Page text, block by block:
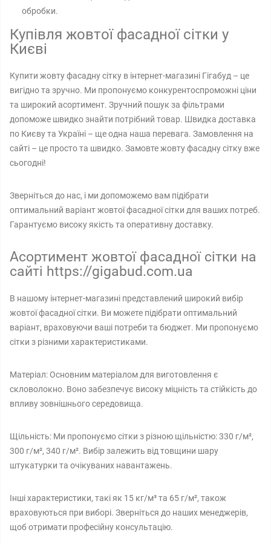
обробки.
Купівля жовтої фасадної сітки у
Києві
Купити жовту фасадну сітку в інтернет-магазині Гігабуд – це
вигідно та зручно. Ми пропонуємо конкурентоспроможні ціни
та широкий асортимент. Зручний пошук за фільтрами
допоможе швидко знайти потрібний товар. Швидка доставка
по Києву та Україні – ще одна наша перевага. Замовлення на
сайті – це просто та швидко. Замовте жовту фасадну сітку вже
сьогодні!
Зверніться до нас, і ми допоможемо вам підібрати
оптимальний варіант жовтої фасадної сітки для ваших потреб.
Гарантуємо високу якість та оперативну доставку.
Асортимент жовтої фасадної сітки на
сайті https://gigabud.com.ua
В нашому інтернет-магазині представлений широкий вибір
жовтої фасадної сітки. Ви можете підібрати оптимальний
варіант, враховуючи ваші потреби та бюджет. Ми пропонуємо
сітки з різними характеристиками.
Матеріал: Основним матеріалом для виготовлення є
скловолокно. Воно забезпечує високу міцність та стійкість до
впливу зовнішнього середовища.
Щільність: Ми пропонуємо сітки з різною щільністю: 330 г/м²,
300 г/м², 340 г/м². Вибір залежить від товщини шару
штукатурки та очікуваних навантажень.
Інші характеристики, такі як 15 кг/м³ та 65 г/м², також
враховуються при виборі. Зверніться до наших менеджерів,
щоб отримати професійну консультацію.